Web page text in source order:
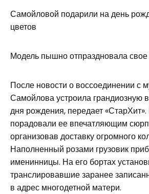
Самойловой подарили на день
цветов
Модель пышно отпраздновала
После новости о воссоединении с
Самойлова устроила грандиозную
дня рождения, передает «СтарХит».
порадовали ее впечатляющим
организовав доставку огромного
Наполненный розами грузовик
именинницы. На его бортах
транслировавшие заранее
в адрес многодетной матери.